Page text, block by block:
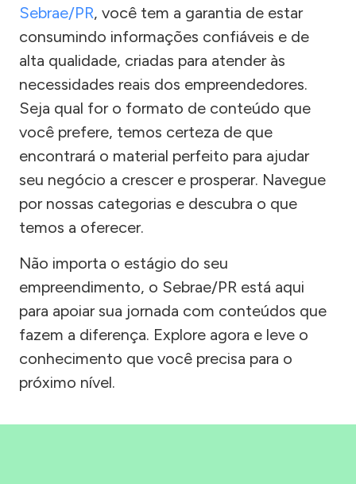
Sebrae/PR, você tem a garantia de estar
consumindo informações confiáveis e de
alta qualidade, criadas para atender às
necessidades reais dos empreendedores.
Seja qual for o formato de conteúdo que
você prefere, temos certeza de que
encontrará o material perfeito para ajudar
seu negócio a crescer e prosperar. Navegue
por nossas categorias e descubra o que
temos a oferecer.
Não importa o estágio do seu
empreendimento, o Sebrae/PR está aqui
para apoiar sua jornada com conteúdos que
fazem a diferença. Explore agora e leve o
conhecimento que você precisa para o
próximo nível.